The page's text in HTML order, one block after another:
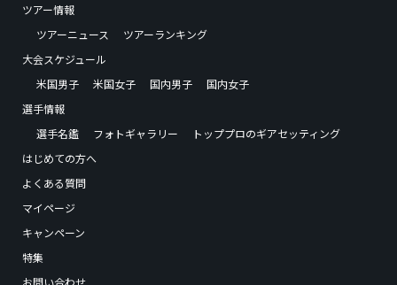
ツアー情報
ツアーニュース
ツアーランキング
大会スケジュール
米国男子
米国女子 国内男子
国内女子
選手情報
選手名鑑
フォトギャラリー
トッププロのギアセッティング
はじめての方へ
よくある質問
マイページ
キャンペーン
特集
お問い合わせ